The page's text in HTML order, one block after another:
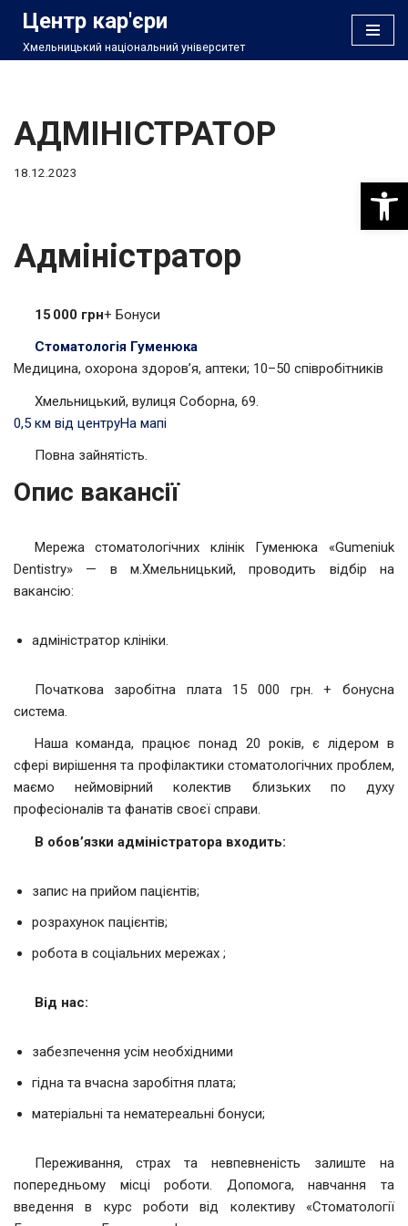
Перейти
Центр кар'єри
Хмельницький національний університет
АДМІНІСТРАТОР
18.12.2023
Адміністратор
15 000 грн+ Бонуси
Стоматологія Гуменюка
Медицина, охорона здоров’я, аптеки; 10–50 співробітників
Хмельницький, вулиця Соборна, 69.
0,5 км від центруНа мапі
Повна зайнятість.
Опис вакансії
Мережа стоматологічних клінік Гуменюка «Gumeniuk
Dentistry» — в м.Хмельницький, проводить відбір на
вакансію:
адміністратор клініки.
Початкова заробітна плата 15 000 грн. + бонусна
система.
Наша команда, працює понад 20 років, є лідером в
сфері вирішення та профілактики стоматологічних проблем,
маємо неймовірний колектив близьких по духу
професіоналів та фанатів своєї справи.
В обов’язки адміністратора входить:
запис на прийом пацієнтів;
розрахунок пацієнтів;
робота в соціальних мережах ;
Від нас:
забезпечення усім необхідними
гідна та вчасна заробітня плата;
матеріальні та нематереальні бонуси;
Переживання, страх та невпевненість залиште на
попередньому місці роботи. Допомога, навчання та
введення в курс роботи від колективу «Стоматології